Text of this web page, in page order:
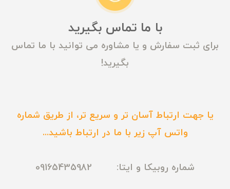
با ما تماس بگیرید
برای ثبت سفارش و یا مشاوره می توانید با ما تماس
بگیرید!
یا جهت ارتباط آسان تر و سریع تر، از طریق شماره
واتس آپ زیر با ما در ارتباط باشید...
شماره روبیکا و ایتا: 09165435982